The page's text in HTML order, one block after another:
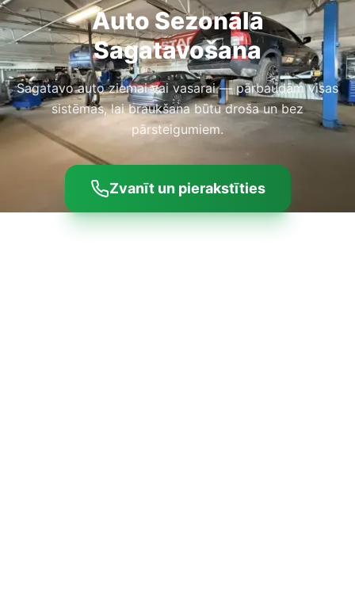
Auto Sezonālā
Sagatavošana
Sagatavo auto ziemai vai vasarai — pārbaudām visas
sistēmas, lai braukšana būtu droša un bez
pārsteigumiem.
Zvanīt un pierakstīties